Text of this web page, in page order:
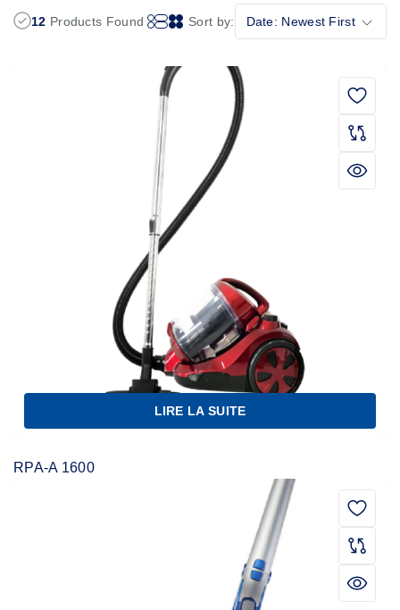
12 Products Found Sort by: Date: Newest First
LIRE LA SUITE
RPA-A 1600